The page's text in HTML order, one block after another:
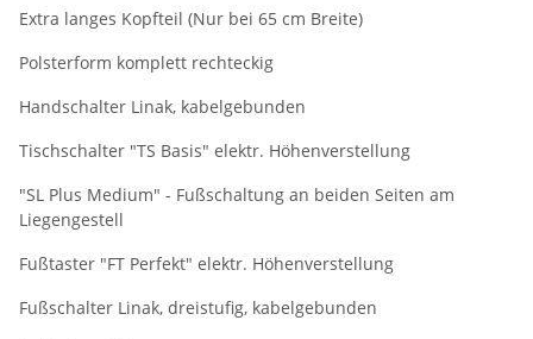
Extra langes Kopfteil (Nur bei 65 cm Breite)
Polsterform komplett rechteckig
Handschalter Linak, kabelgebunden
Tischschalter "TS Basis" elektr. Höhenverstellung
"SL Plus Medium" - Fußschaltung an beiden Seiten am
Liegengestell
Fußtaster "FT Perfekt" elektr. Höhenverstellung
Fußschalter Linak, dreistufig, kabelgebunden